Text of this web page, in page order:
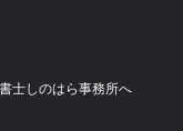
士しのはら事務所へ